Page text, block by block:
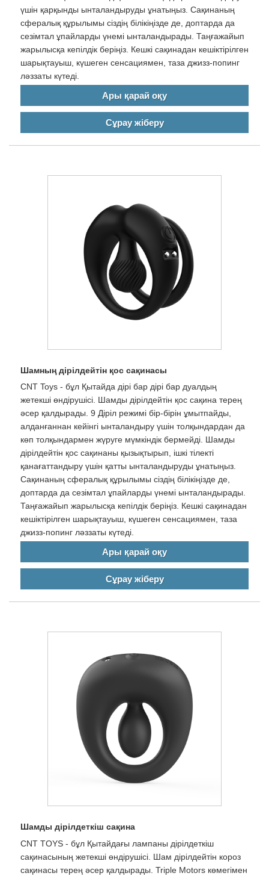
үшін қарқынды ынталандыруды ұнатыңыз. Сақинаның
сфералық құрылымы сіздің білікіңізде де, доптарда да
сезімтал ұпайларды үнемі ынталандырады. Таңғажайып
жарылысқа кепілдік беріңіз. Кешкі сақинадан кешіктірілген
шарықтауыш, күшеген сенсациямен, таза джизз-попинг
ләззаты күтеді.
Ары қарай оқу
Сұрау жіберу
Шамның дірілдейтін қос сақинасы
CNT Toys - бұл Қытайда дірі бар дірі бар дуалдың
жетекші өндірушісі. Шамды дірілдейтін қос сақина терең
әсер қалдырады. 9 Діріл режимі бір-бірін ұмытпайды,
алданғаннан кейінгі ынталандыру үшін толқындардан да
көп толқындармен жүруге мүмкіндік бермейді. Шамды
дірілдейтін қос сақинаны қызықтырып, ішкі тілекті
қанағаттандыру үшін қатты ынталандыруды ұнатыңыз.
Сақинаның сфералық құрылымы сіздің білікіңізде де,
доптарда да сезімтал ұпайларды үнемі ынталандырады.
Таңғажайып жарылысқа кепілдік беріңіз. Кешкі сақинадан
кешіктірілген шарықтауыш, күшеген сенсациямен, таза
джизз-попинг ләззаты күтеді.
Ары қарай оқу
Сұрау жіберу
Шамды дірілдеткіш сақина
CNT TOYS - бұл Қытайдағы лампаны дірілдеткіш
сақинасының жетекші өндірушісі. Шам дірілдейтін короз
сақинасы терең әсер қалдырады. Triple Motors көмегімен